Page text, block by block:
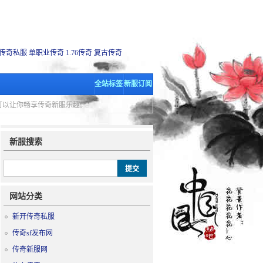
奇私服 单职业传奇 1.76传奇 复古传奇
全站标签新服订阅
让你畅享传奇新服乐趣。
新服搜索
网站分类
新开传奇私服
传奇sf发布网
传奇新服网